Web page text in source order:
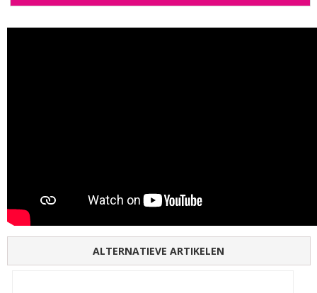
ALTERNATIEVE ARTIKELEN